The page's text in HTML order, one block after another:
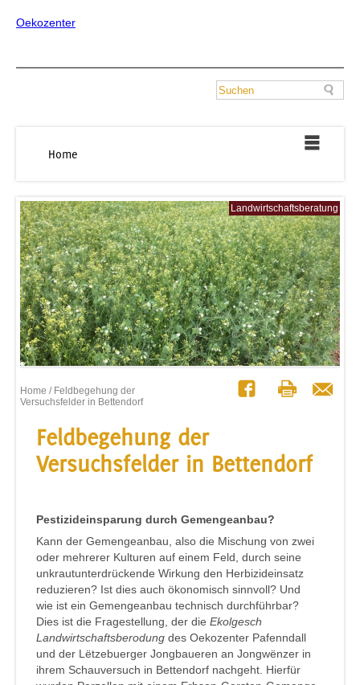
Oekozenter
Home
Landwirtschaftsberatung
Home / Feldbegehung der
Versuchsfelder in Bettendorf
Feldbegehung der
Versuchsfelder in Bettendorf
Pestizideinsparung durch Gemengeanbau?
Kann der Gemengeanbau, also die Mischung von zwei
oder mehrerer Kulturen auf einem Feld, durch seine
unkrautunterdrückende Wirkung den Herbizideinsatz
reduzieren? Ist dies auch ökonomisch sinnvoll? Und
wie ist ein Gemengeanbau technisch durchführbar?
Dies ist die Fragestellung, der die Ekolgesch
Landwirtschaftsberodung des Oekozenter Pafenndall
und der Lëtzebuerger Jongbaueren an Jongwënzer in
ihrem Schauversuch in Bettendorf nachgeht. Hierfür